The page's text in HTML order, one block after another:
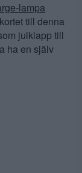
lampa
till denna
julklapp till
ha en själv